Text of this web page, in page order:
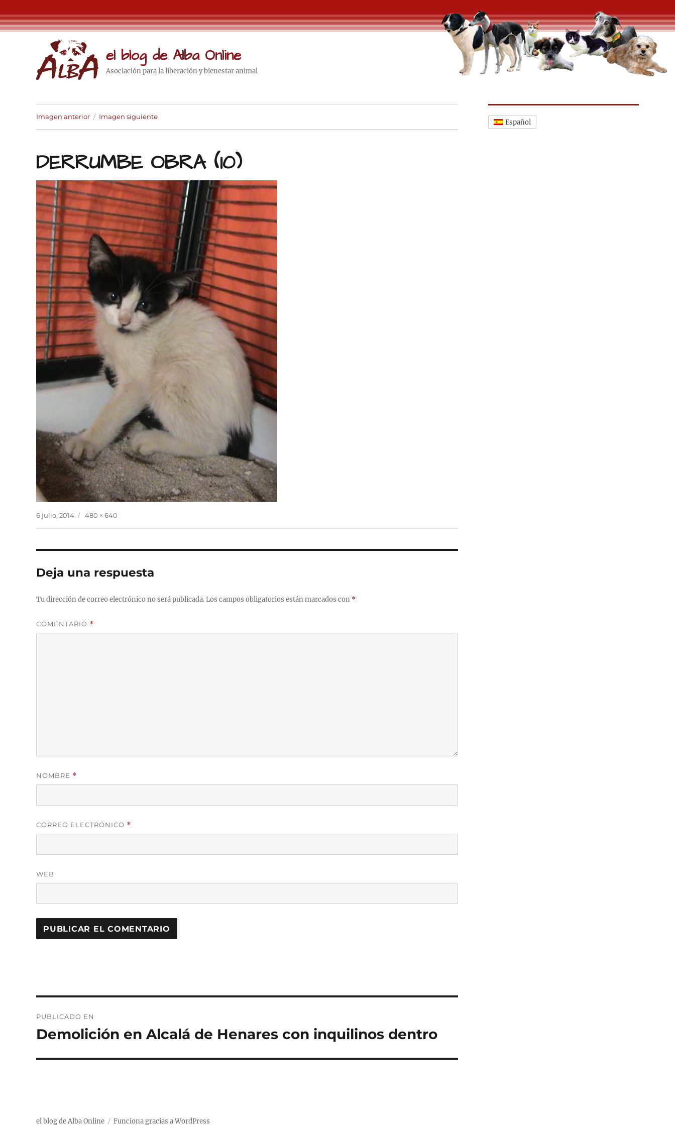
el blog de Alba Online
Asociación para la liberación y bienestar animal
Imagen anterior Imagen siguiente
DERRUMBE OBRA (10)
Publicado
6 julio, 2014
Tamaño
480 × 640
Deja una respuesta
Tu dirección de correo electrónico no será publicada.Los campos obligatorios están marcados con *
COMENTARIO *
NOMBRE *
CORREO ELECTRÓNICO *
WEB
de
PUBLICADO EN
Demolición en Alcalá de Henares con inquilinos dentro
Español
el blog de Alba Online Funciona gracias a WordPress